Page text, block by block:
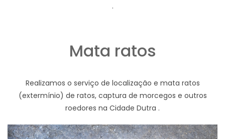
.
Mata ratos
Realizamos o serviço de localização e mata ratos
(extermínio) de ratos, captura de morcegos e outros
roedores na Cidade Dutra .